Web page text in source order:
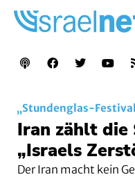
„Stundenglas-
Iran zählt die
„Israels
Der Iran macht kein